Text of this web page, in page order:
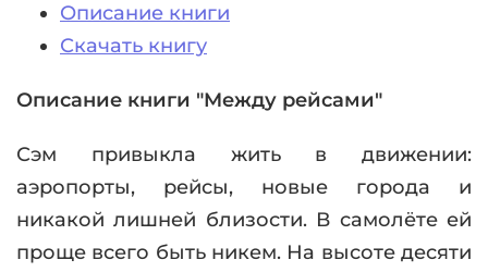
Описание книги
Скачать книгу
Описание книги "Meжду рeйсaми"
Сэм привыкла жить в движении:
аэропорты, рейсы, новые города и
никакой лишней близости. В самолёте ей
проще всего быть никем. На высоте десяти